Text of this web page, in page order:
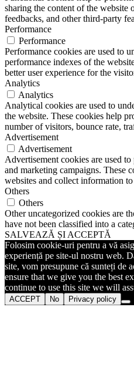
sharing the content of the website
feedbacks, and other third-party
Performance
Performance
Performance cookies are used to
performance indexes of the
better user experience for the
Analytics
Analytics
Analytical cookies are used to
the website. These cookies help
number of visitors, bounce rate,
Advertisement
Advertisement
Advertisement cookies are used
and marketing campaigns. These
websites and collect information
Others
Others
Other uncategorized cookies are
have not been classified into a
SALVEAZĂ ȘI ACCEPTĂ
Folosim cookie-uri pentru a vă
experiență pe site-ul nostru web.
site, vom presupune că sunteți de
ensure that we give you the best
continue to use this site we will
ACCEPT No Privacy policy